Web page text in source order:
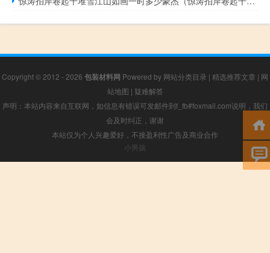
Copyright © 2012 - 2026 包装材料网 Powered by 网站分类目录 | 精选推荐文章 | 网
站地图 | 疑难解答
声明：本站内容来自互联网，如信息有错误可发邮件到f_fb#foxmail.com说明，我们
会及时纠正，谢谢
本站仅为个人兴趣爱好，不接盈利性广告及商业合作
小男孩